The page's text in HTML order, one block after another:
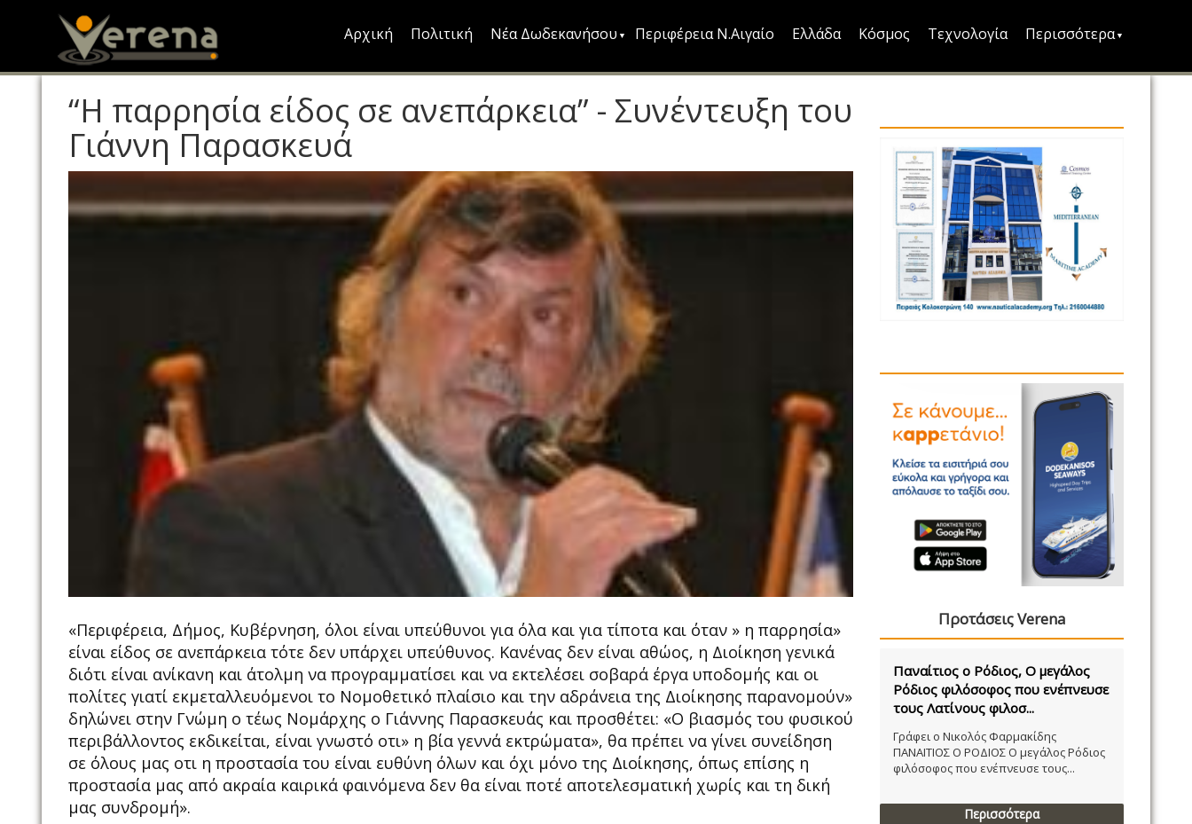
Αρχική Πολιτική Νέα Δωδεκανήσου Περιφέρεια Ν.Αιγαίο Ελλάδα Κόσμος Τεχνολογία Περισσότερα
“Η παρρησία είδος σε ανεπάρκεια” - Συνέντευξη του
Γιάννη Παρασκευά
«Περιφέρεια, Δήμος, Κυβέρνηση, όλοι είναι υπεύθυνοι για όλα και για τίποτα και όταν » η παρρησία»
είναι είδος σε ανεπάρκεια τότε δεν υπάρχει υπεύθυνος. Κανένας δεν είναι αθώος, η Διοίκηση γενικά
διότι είναι ανίκανη και άτολμη να προγραμματίσει και να εκτελέσει σοβαρά έργα υποδομής και οι
πολίτες γιατί εκμεταλλευόμενοι το Νομοθετικό πλαίσιο και την αδράνεια της Διοίκησης παρανομούν»
δηλώνει στην Γνώμη ο τέως Νομάρχης ο Γιάννης Παρασκευάς και προσθέτει: «Ο βιασμός του φυσικού
περιβάλλοντος εκδικείται, είναι γνωστό οτι» η βία γεννά εκτρώματα», θα πρέπει να γίνει συνείδηση
σε όλους μας οτι η προστασία του είναι ευθύνη όλων και όχι μόνο της Διοίκησης, όπως επίσης η
προστασία μας από ακραία καιρικά φαινόμενα δεν θα είναι ποτέ αποτελεσματική χωρίς και τη δική
μας συνδρομή».
Προτάσεις Verena
Παναίτιος ο Ρόδιος, Ο μεγάλος
Ρόδιος φιλόσοφος που ενέπνευσε
τους Λατίνους φιλοσ...
Γράφει ο Νικολός Φαρμακίδης
ΠΑΝΑΙΤΙΟΣ Ο ΡΟΔΙΟΣ Ο μεγάλος Ρόδιος
φιλόσοφος που ενέπνευσε τους...
Περισσότερα